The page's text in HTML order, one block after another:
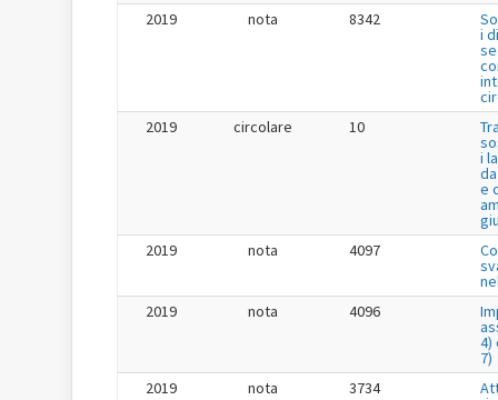
2019
nota 8342
i
2019
circolare 10
i
e
2019
nota 4097
2019
nota 4096
4)
7)
2019
nota 3734